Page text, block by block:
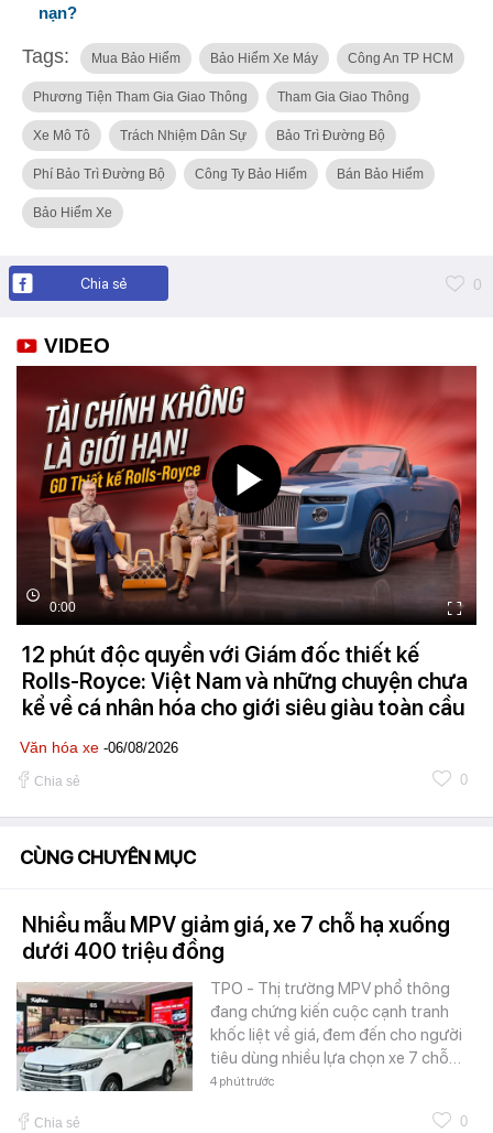
nạn?
Tags: Mua Bảo Hiểm Bảo Hiểm Xe Máy Công An TP HCM
Phương Tiện Tham Gia Giao Thông Tham Gia Giao Thông
Xe Mô Tô Trách Nhiệm Dân Sự Bảo Trì Đường Bộ
Phí Bảo Trì Đường Bộ Công Ty Bảo Hiểm Bán Bảo Hiểm
Bảo Hiểm Xe
Chia sẻ 0
VIDEO
0:00
12 phút độc quyền với Giám đốc thiết kế
Rolls-Royce: Việt Nam và những chuyện chưa
kể về cá nhân hóa cho giới siêu giàu toàn cầu
Văn hóa xe -06/08/2026
Chia sẻ 0
CÙNG CHUYÊN MỤC
Nhiều mẫu MPV giảm giá, xe 7 chỗ hạ xuống
dưới 400 triệu đồng
TPO - Thị trường MPV phổ thông
đang chứng kiến cuộc cạnh tranh
khốc liệt về giá, đem đến cho người
tiêu dùng nhiều lựa chọn xe 7 chỗ…
4 phút trước
Chia sẻ 0